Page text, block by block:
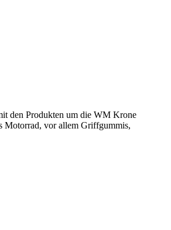
den Produkten um die WM Krone
Motorrad, vor allem Griffgummis,